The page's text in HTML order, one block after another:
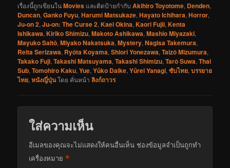
เรื่องนี้ถูกเขียนในMovies และติดป้ายกำกับAkihiro Toyotome, Denden,
Duncan,Ganko Fuyu,Harumi Matsukaze,Hayato Ichihara,Horror,
Ju-on 2,Ju-on: The Curse 2,Kaei Okina,Kaori Fujii,Kenta
Ishikawa,Kiriko Shimizu,Makoto Ashikawa,Mashio Miyazaki,
Mayuko Saitô,Miyako Nakatsuka,Mystery,Nagisa Takemura,
Reita Serizawa, Ryôta Koyama,Shiori Yonezawa,Taizô Mizumura,
Takako Fuji,Takashi Matsuyama,Takashi Shimizu,Tarô Suwa,Thai
Sub,Tomohiro Kaku,Yue,Yûko Daike,Yûrei Yanagi,ซับไทย,บรรยาย
ไทย,หนังญี่ปุ่นโดย คั่นหน้าลิงก์ถาวร
ใส่ความเห็น
อีเมลของคุณจะไม่แสดงให้คนอื่นเห็น ช่องข้อมูลจำเป็นถูกทำ
เครื่องหมาย*